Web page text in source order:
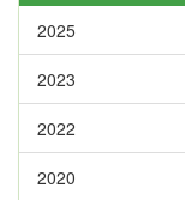
2025
2023
2022
2020